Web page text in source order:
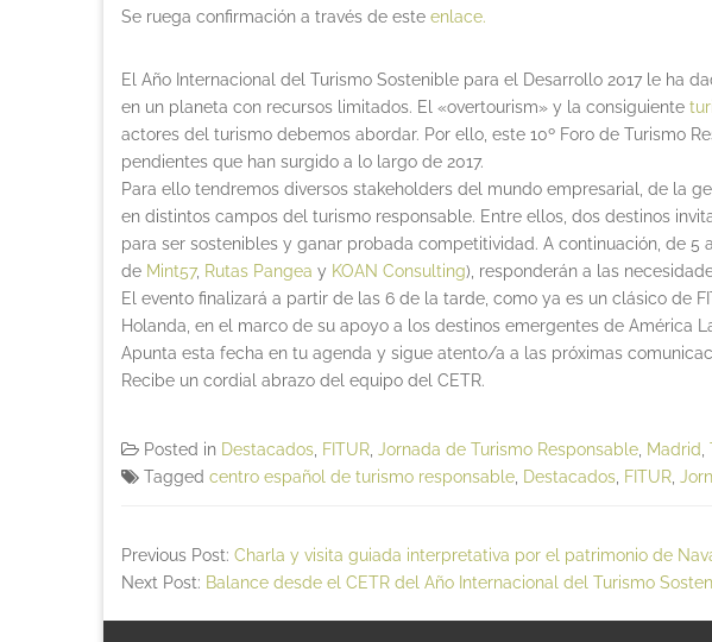
Se ruega confirmación a través de este enlace.
El Año Internacional del Turismo Sostenible para el Desarrollo 2017 le ha
en un planeta con recursos limitados. El «overtourism» y la consiguiente
actores del turismo debemos abordar. Por ello, este 10º Foro de Turismo
pendientes que han surgido a lo largo de 2017.
Para ello tendremos diversos stakeholders del mundo empresarial, de la
en distintos campos del turismo responsable. Entre ellos, dos destinos
para ser sostenibles y ganar probada competitividad. A continuación, de
de Mint57, Rutas Pangea y KOAN Consulting), responderán a las
El evento finalizará a partir de las 6 de la tarde, como ya es un clásico de
Holanda, en el marco de su apoyo a los destinos emergentes de América
Apunta esta fecha en tu agenda y sigue atento/a a las próximas
Recibe un cordial abrazo del equipo del CETR.
Posted in Destacados FITUR Jornada de Turismo Responsable Madrid
Tagged centro español de turismo responsable Destacados FITUR
Previous Post: Charla y visita guiada interpretativa por el patrimonio de
Next Post: Balance desde el CETR del Año Internacional del Turismo